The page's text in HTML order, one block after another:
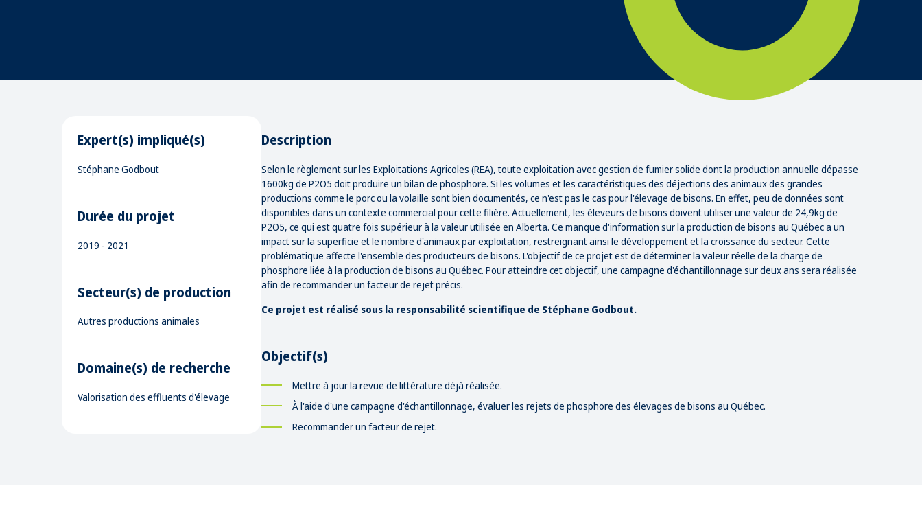
Expert(s) impliqué(s)
Stéphane Godbout
Durée du projet
2019 - 2021
Secteur(s) de production
Autres productions animales
Domaine(s) de recherche
Valorisation des effluents d'élevage
Description
Selon le règlement sur les Exploitations Agricoles (REA), toute exploitation avec gestion de fumier solide dont la production annuelle dépasse
1600kg de P2O5 doit produire un bilan de phosphore. Si les volumes et les caractéristiques des déjections des animaux des grandes
productions comme le porc ou la volaille sont bien documentés, ce n'est pas le cas pour l'élevage de bisons. En effet, peu de données sont
disponibles dans un contexte commercial pour cette filière. Actuellement, les éleveurs de bisons doivent utiliser une valeur de 24,9kg de
P2O5, ce qui est quatre fois supérieur à la valeur utilisée en Alberta. Ce manque d'information sur la production de bisons au Québec a un
impact sur la superficie et le nombre d'animaux par exploitation, restreignant ainsi le développement et la croissance du secteur. Cette
problématique affecte l'ensemble des producteurs de bisons. L'objectif de ce projet est de déterminer la valeur réelle de la charge de
phosphore liée à la production de bisons au Québec. Pour atteindre cet objectif, une campagne d'échantillonnage sur deux ans sera réalisée
afin de recommander un facteur de rejet précis.
Ce projet est réalisé sous la responsabilité scientifique de Stéphane Godbout.
Objectif(s)
Mettre à jour la revue de littérature déjà réalisée.
À l'aide d'une campagne d'échantillonnage, évaluer les rejets de phosphore des élevages de bisons au Québec.
Recommander un facteur de rejet.